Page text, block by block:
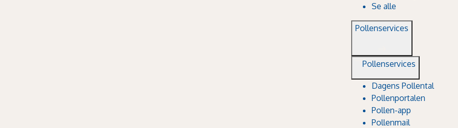
Se alle
Pollenservices
Pollenservices
Dagens Pollental
Pollenportalen
Pollen-app
Pollenmail